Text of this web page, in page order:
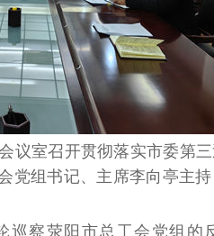
议室召开贯彻落实市委第
党组书记、主席李向亭主
察荥阳市总工会党组的